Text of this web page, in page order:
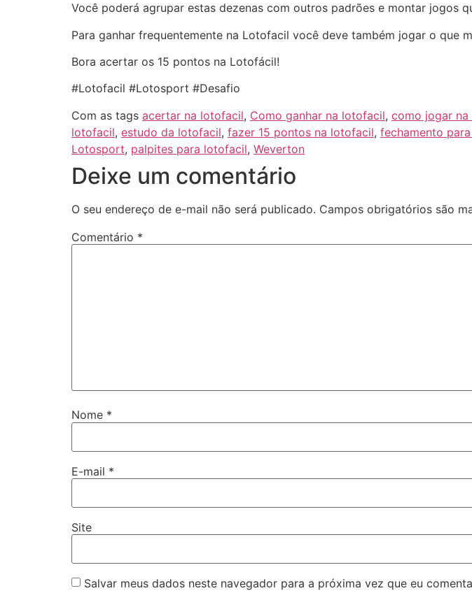
Você poderá agrupar estas dezenas com outros padrões e montar jogos
Para ganhar frequentemente na Lotofacil você deve também jogar o que
Bora acertar os 15 pontos na Lotofácil!
#Lotofacil #Lotosport #Desafio
Com as tags acertar na lotofacil, Como ganhar na lotofacil, como jogar
lotofacil, estudo da lotofacil, fazer 15 pontos na lotofacil, fechamento
Lotosport, palpites para lotofacil, Weverton
Deixe um comentário
O seu endereço de e-mail não será publicado. Campos obrigatórios são
Comentário *
Nome *
E-mail *
Site
Salvar meus dados neste navegador para a próxima vez que eu